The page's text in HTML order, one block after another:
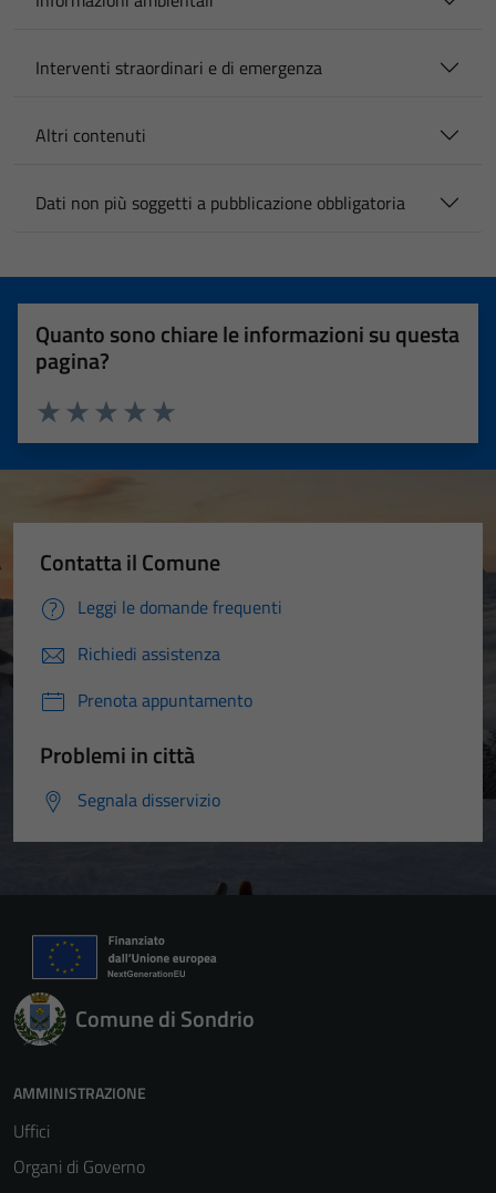
Interventi straordinari e di emergenza
Altri contenuti
Dati non più soggetti a pubblicazione obbligatoria
Quanto sono chiare le informazioni su questa
pagina?
Valuta 5 stelle su 5
Valuta 4 stelle su 5
Valuta 3 stelle su 5
Valuta 2 stelle su 5
Valuta 1 stelle su 5
Contatta il Comune
Leggi le domande frequenti
Richiedi assistenza
Prenota appuntamento
Problemi in città
Segnala disservizio
Comune di Sondrio
AMMINISTRAZIONE
Uffici
Organi di Governo